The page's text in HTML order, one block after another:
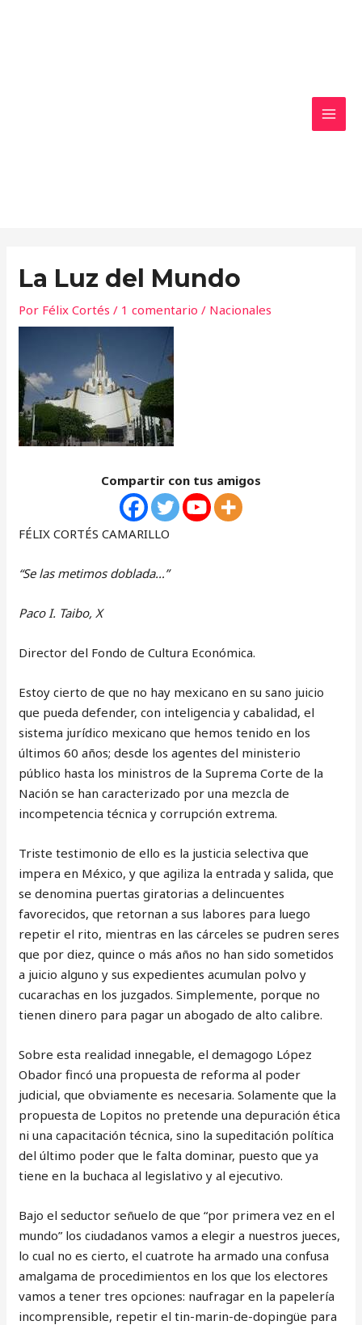
La Luz del Mundo
Por Félix Cortés/ 1 comentario / Nacionales
Compartir con tus amigos
FÉLIX CORTÉS CAMARILLO
“Se las metimos doblada…”
Paco I. Taibo, X
Director del Fondo de Cultura Económica.
Estoy cierto de que no hay mexicano en su sano juicio
que pueda defender, con inteligencia y cabalidad, el
sistema jurídico mexicano que hemos tenido en los
últimos 60 años; desde los agentes del ministerio
público hasta los ministros de la Suprema Corte de la
Nación se han caracterizado por una mezcla de
incompetencia técnica y corrupción extrema.
Triste testimonio de ello es la justicia selectiva que
impera en México, y que agiliza la entrada y salida, que
se denomina puertas giratorias a delincuentes
favorecidos, que retornan a sus labores para luego
repetir el rito, mientras en las cárceles se pudren seres
que por diez, quince o más años no han sido sometidos
a juicio alguno y sus expedientes acumulan polvo y
cucarachas en los juzgados. Simplemente, porque no
tienen dinero para pagar un abogado de alto calibre.
Sobre esta realidad innegable, el demagogo López
Obador fincó una propuesta de reforma al poder
judicial, que obviamente es necesaria. Solamente que la
propuesta de Lopitos no pretende una depuración ética
ni una capacitación técnica, sino la supeditación política
del último poder que le falta dominar, puesto que ya
tiene en la buchaca al legislativo y al ejecutivo.
Bajo el seductor señuelo de que “por primera vez en el
mundo” los ciudadanos vamos a elegir a nuestros jueces,
lo cual no es cierto, el cuatrote ha armado una confusa
amalgama de procedimientos en los que los electores
vamos a tener tres opciones: naufragar en la papelería
incomprensible, repetir el tin-marin-de-dopingüe para